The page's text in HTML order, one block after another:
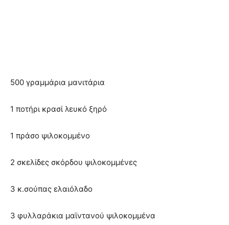
500 γραμμάρια μανιτάρια
1 ποτήρι κρασί λευκό ξηρό
1 πράσο ψιλοκομμένο
2 σκελίδες σκόρδου ψιλοκομμένες
3 κ.σούπας ελαιόλαδο
3 φυλλαράκια μαϊντανού ψιλοκομμένα